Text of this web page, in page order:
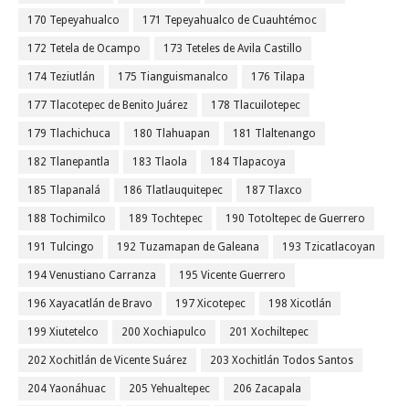
170 Tepeyahualco 171 Tepeyahualco de Cuauhtémoc
172 Tetela de Ocampo 173 Teteles de Avila Castillo
174 Teziutlán 175 Tianguismanalco 176 Tilapa
177 Tlacotepec de Benito Juárez 178 Tlacuilotepec
179 Tlachichuca 180 Tlahuapan 181 Tlaltenango
182 Tlanepantla 183 Tlaola 184 Tlapacoya
185 Tlapanalá 186 Tlatlauquitepec 187 Tlaxco
188 Tochimilco 189 Tochtepec 190 Totoltepec de Guerrero
191 Tulcingo 192 Tuzamapan de Galeana 193 Tzicatlacoyan
194 Venustiano Carranza 195 Vicente Guerrero
196 Xayacatlán de Bravo 197 Xicotepec 198 Xicotlán
199 Xiutetelco 200 Xochiapulco 201 Xochiltepec
202 Xochitlán de Vicente Suárez 203 Xochitlán Todos Santos
204 Yaonáhuac 205 Yehualtepec 206 Zacapala